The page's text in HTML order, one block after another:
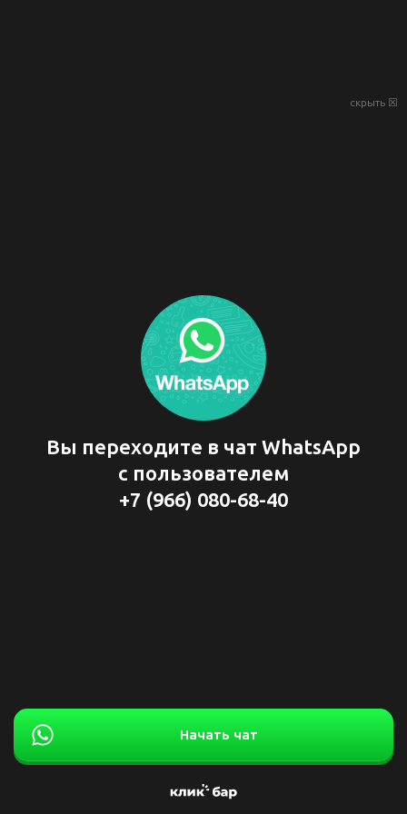
скрыть ☒
Вы переходите в чат WhatsApp
с пользователем
+7 (966) 080-68-40
Начать чат